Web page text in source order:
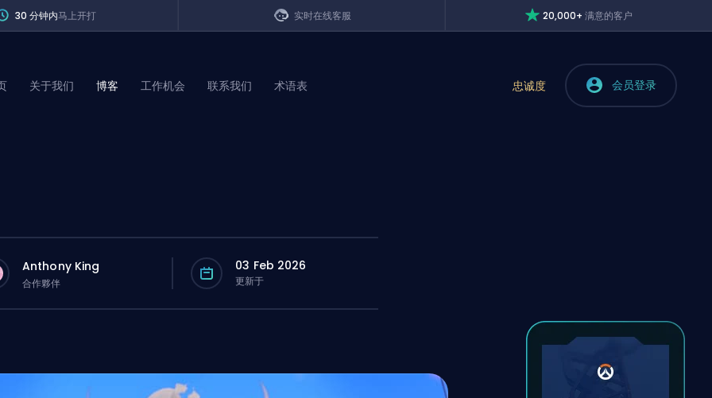
30 分钟内马上开打 实时在线客服 20,000+满意的客户
关于我们 博客 工作机会 联系我们 术语表 忠诚度 会员登录
Anthony King
合作夥伴
03 Feb 2026
更新于